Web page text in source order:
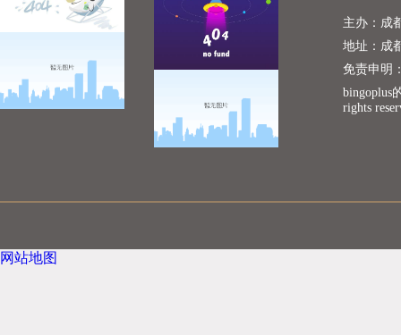
主办：成
地址：成
免责申明
bingoplus
rights
网站地图